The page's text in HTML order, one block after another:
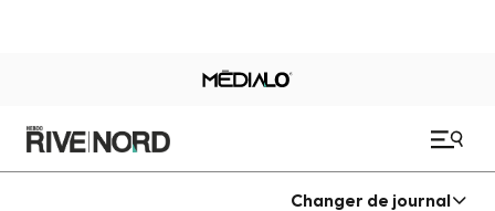
Changer de journal